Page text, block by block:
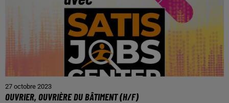
27 octobre 2023
OUVRIER, OUVRIÈRE DU BÂTIMENT (H/F)